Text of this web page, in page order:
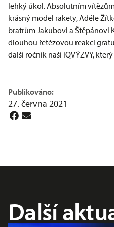
lehký úkol. Absolutním
krásný model rakety, Adéle
bratrům Jakubovi a Štěpánovi
dlouhou řetězovou reakci
další ročník naší iQVÝZVY,
Publikováno:
27. června 2021
Další